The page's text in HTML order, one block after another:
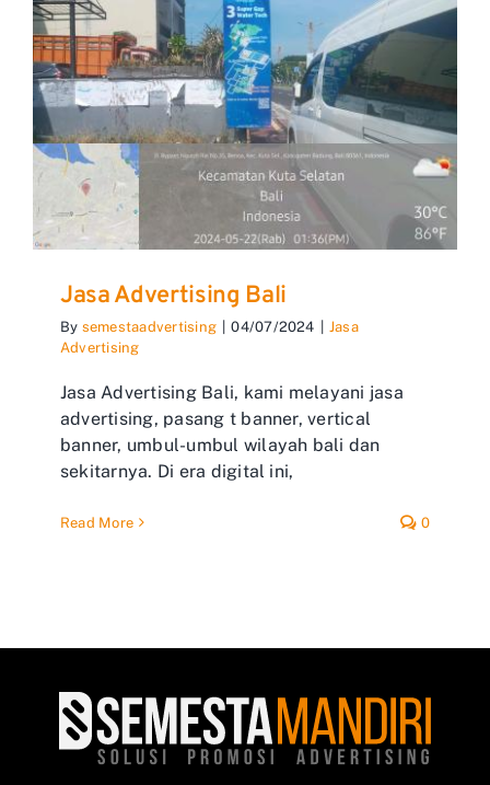
Jasa Advertising Bali
By semestaadvertising 04/07/2024
Jasa
Advertising
Jasa Advertising Bali, kami melayani jasa
advertising, pasang t banner, vertical
banner, umbul-umbul wilayah bali dan
sekitarnya. Di era digital ini,
Read More 0